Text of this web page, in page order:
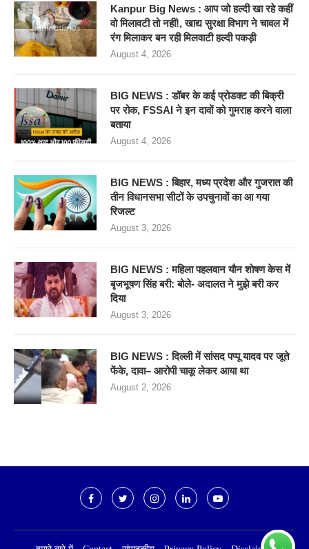
Kanpur Big News : आप जो हल्दी खा रहे कहीं
वो मिलावटी तो नहीं!, खाद्य सुरक्षा विभाग ने चावल में
रंग मिलाकर बन रही मिलवाटी हल्दी पकड़ी
August 4, 2026
BIG NEWS : डॉबर के कई प्रोडक्ट की बिक्री
पर रोक, FSSAI ने इन दावों को गुमराह करने वाला
बताया
August 4, 2026
BIG NEWS : बिहार, मध्य प्रदेश और गुजरात की
तीन विधानसभा सीटों के उपचुनावों का आ गया
रिजल्ट
August 3, 2026
BIG NEWS : महिला पहलवान यौन शोषण केस में
बृजभूषण सिंह बरी: बोले- अदालत ने मुझे बरी कर
दिया
August 3, 2026
BIG NEWS : दिल्ली में सांसद पप्पू यादव पर जूते
फेंके, दावा– आरोपी चाकू लेकर आया था
August 2, 2026